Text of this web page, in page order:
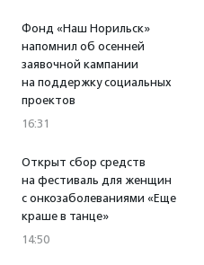
Фонд «Наш Норильск»
напомнил об осенней
заявочной кампании
на поддержку социальных
проектов
16:31
Открыт сбор средств
на фестиваль для женщин
с онкозаболеваниями «Еще
краше в танце»
14:50